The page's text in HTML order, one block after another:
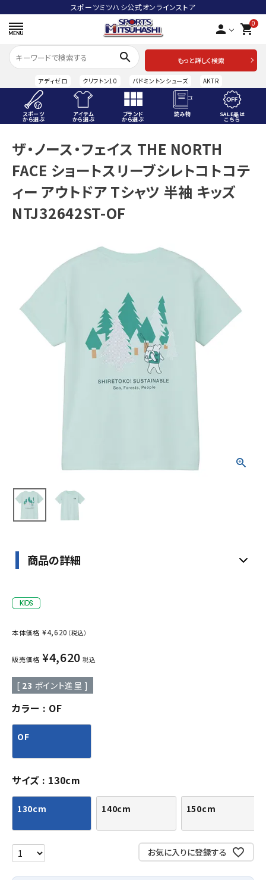
スポーツミツハシ公式オンラインストア
person 0
shopping_cart
search
もっと詳しく検索
アディゼロ クリフトン10 バドミントンシューズ AKTR
スポーツ
から選ぶ
アイテム
から選ぶ
ブランド
から選ぶ
読み物 SALE品は
こちら
ACCOUNT MENU
ようこそ ゲスト 様
meeting_room ログイン person 会員登録
スポーツから選ぶ
ブランドから選ぶ
SALE品はこちら
INFORMATIOM
プライバシーポリシー
ザ・ノース・フェイス THE NORTH
FACE ショートスリーブシレトコトコテ
ィー アウトドア Tシャツ 半袖 キッズ
NTJ32642ST-OF
商品の詳細
本体価格 ¥4,620 （税込）
販売価格 ¥4,620 税込
[ 23 ポイント進呈 ]
カラー OF
OF
サイズ 130cm
130cm 140cm 150cm
お気に入りに登録する